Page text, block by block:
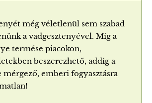
még véletlenül sem szabad
a vadgesztenyével. Míg a
termése piacokon,
beszerezhető, addig a
mérgező, emberi fogyasztásra